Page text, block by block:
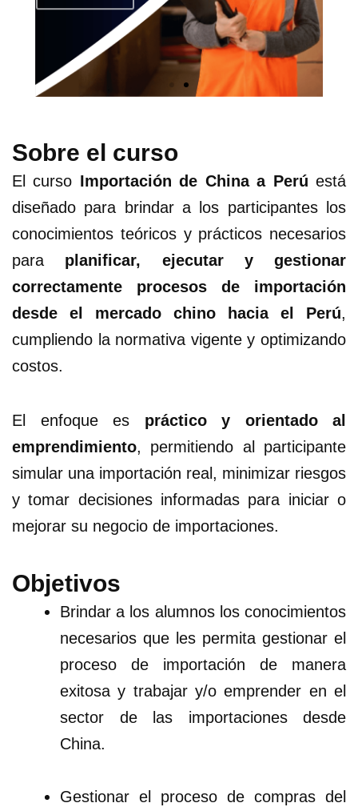
Sobre el curso
El curso Importación de China a Perú está
diseñado para brindar a los participantes los
conocimientos teóricos y prácticos necesarios
para planificar, ejecutar y gestionar
correctamente procesos de importación
desde el mercado chino hacia el Perú,
cumpliendo la normativa vigente y optimizando
costos.
El enfoque es práctico y orientado al
emprendimiento, permitiendo al participante
simular una importación real, minimizar riesgos
y tomar decisiones informadas para iniciar o
mejorar su negocio de importaciones.
Objetivos
Brindar a los alumnos los conocimientos
necesarios que les permita gestionar el
proceso de importación de manera
exitosa y trabajar y/o emprender en el
sector de las importaciones desde
China.
Gestionar el proceso de compras del